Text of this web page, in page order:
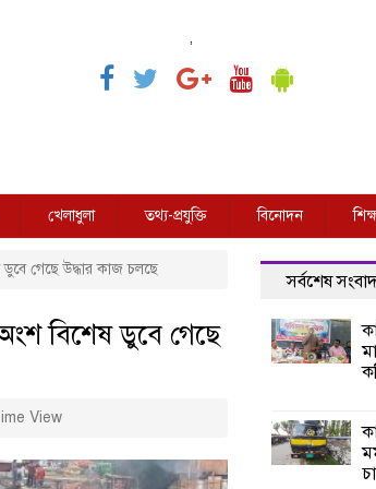
,
খেলাধুলা তথ্য-প্রযুক্তি বিনোদন
গেছে উদ্ধার কাজ চলছে
বিশেষ ডুবে গেছে
View
সর্বশেষ সংবাদ